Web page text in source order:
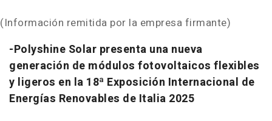
(Información remitida por la empresa firmante)
-Polyshine Solar presenta una nueva
generación de módulos fotovoltaicos flexibles
y ligeros en la 18ª Exposición Internacional de
Energías Renovables de Italia 2025